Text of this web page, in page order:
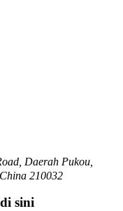
Daerah Pukou,
210032
sini